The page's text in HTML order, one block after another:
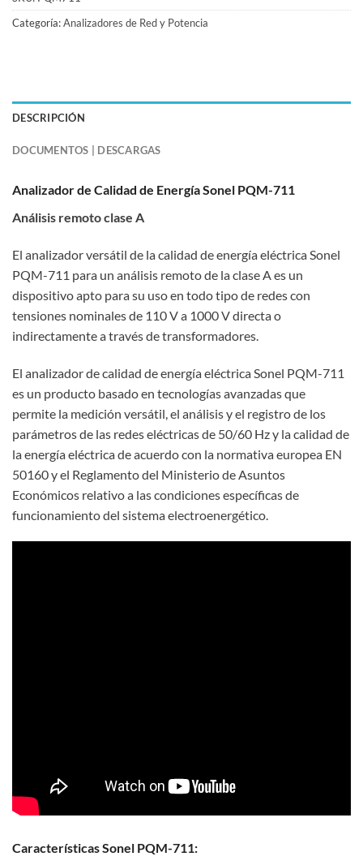
Categoría:Analizadores de Red y Potencia
DESCRIPCIÓN
DOCUMENTOS | DESCARGAS
Analizador de Calidad de Energía Sonel PQM-711
Análisis remoto clase A
El analizador versátil de la calidad de energía eléctrica Sonel
PQM-711 para un análisis remoto de la clase A es un
dispositivo apto para su uso en todo tipo de redes con
tensiones nominales de 110 V a 1000 V directa o
indirectamente a través de transformadores.
El analizador de calidad de energía eléctrica Sonel PQM-711
es un producto basado en tecnologías avanzadas que
permite la medición versátil, el análisis y el registro de los
parámetros de las redes eléctricas de 50/60 Hz y la calidad de
la energía eléctrica de acuerdo con la normativa europea EN
50160 y el Reglamento del Ministerio de Asuntos
Económicos relativo a las condiciones específicas de
funcionamiento del sistema electroenergético.
Características Sonel PQM-711: